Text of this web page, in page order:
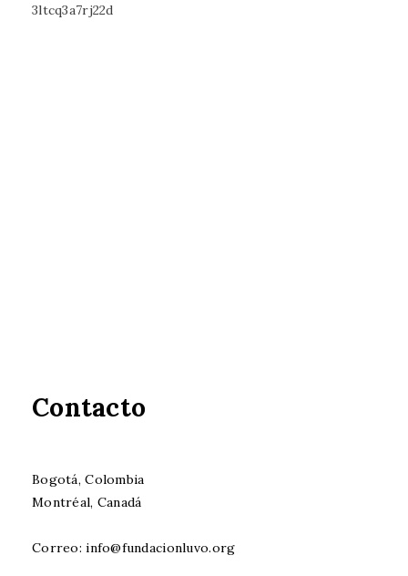
3ltcq3a7rj22d
Contacto
Bogotá, Colombia
Montréal, Canadá
Correo: info@fundacionluvo.org